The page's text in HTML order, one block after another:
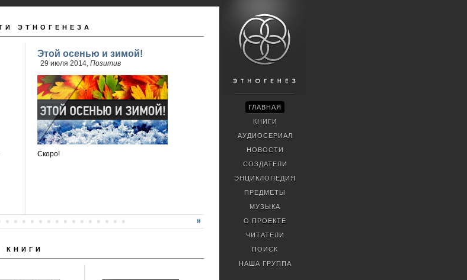
ЭТНОГЕНЕЗА
Этой осенью и зимой!
29 июля 2014, Позитив
Скоро!
КНИГИ
ГЛАВНАЯ
КНИГИ
АУДИОСЕРИАЛ
НОВОСТИ
СОЗДАТЕЛИ
ЭНЦИКЛОПЕДИЯ
ПРЕДМЕТЫ
МУЗЫКА
О ПРОЕКТЕ
ЧИТАТЕЛИ
ПОИСК
НАША ГРУППА